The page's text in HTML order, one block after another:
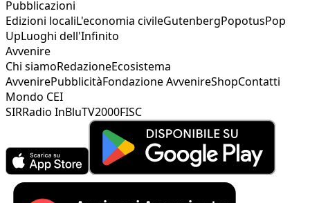
Pubblicazioni
Edizioni localiL'economia civileGutenbergPopotusPop
UpLuoghi dell'Infinito
Avvenire
Chi siamoRedazioneEcosistema
AvvenirePubblicitàFondazione AvvenireShopContatti
Mondo CEI
SIRRadio InBluTV2000FISC